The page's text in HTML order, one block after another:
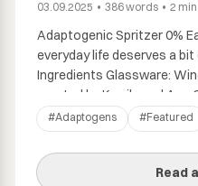
03.09.2025 • 386words • 2 min
Adaptogenic Spritzer 0%
everyday life deserves a
Ingredients Glassware:
created by Kamila and
Instructions Tips: Classic
for a crisp, balanced flavor.
try floral or red fruit tonics
#Adaptogens #Featured
Read